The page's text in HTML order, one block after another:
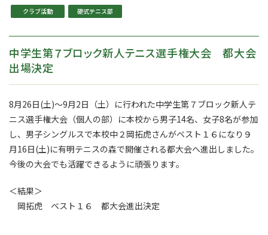
クラブ活動 硬式テニス部
中学生第７ブロック新人テニス選手権大会 都大会
出場決定
8月26日(土)～9月2日（土）に行われた中学生第７ブロック新人テ
ニス選手権大会（個人の部）に本校から男子14名、女子8名が参加
し、男子シングルスで本校中２岡拓虎さんがベスト１６になり９
月16日(土)に有明テニスの森で開催される都大会へ進出しました。
今後の大会でも活躍できるように頑張ります。
＜結果＞
岡拓虎 ベスト１６ 都大会進出決定